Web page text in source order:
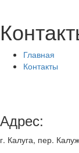
Главная
Контакты
Адрес:
г. Калуга, пер.